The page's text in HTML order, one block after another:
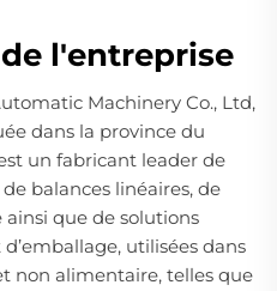
l'entreprise
Machinery Co., Ltd,
dans la province du
un fabricant leader de
balances linéaires, de
que de solutions
utilisées dans
non alimentaire, telles que